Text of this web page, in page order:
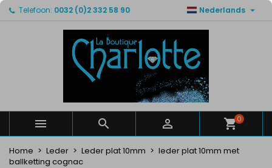
Telefoon: 0032 (0)2 332 58 90 Nederlands 
   0
Home Leder Leder plat 10mm
leder plat 10mm met
ballketting cognac
Mijn verlanglijsten ×
Maak een lijst
Maak een verlanglijst ×
Verlanglijst naam
Annuleren Maak een verlanglijst
Inloggen ×
U moet ingelogd zijn om producten in uw verlanglijst
Annuleren Inloggen